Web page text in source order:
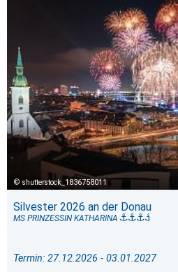
shutterstock_1836758011
Silvester 2026 an der Donau
MS PRINZESSIN KATHARINA
Termin: 27.12.2026 - 03.01.2027